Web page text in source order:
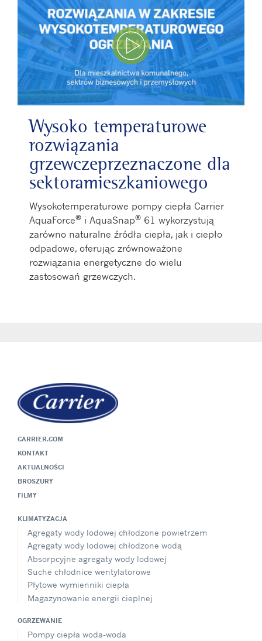
Odtwórz film
Wysoko temperaturowe
rozwiązania
grzewczeprzeznaczone dla
sektoramieszkaniowego
Wysokotemperaturowe pompy ciepła Carrier
AquaForce® i AquaSnap® 61 wykorzystują
zarówno naturalne źródła ciepła, jak i ciepło
odpadowe, oferując zrównoważone
rozwiązania energetyczne do wielu
zastosowań grzewczych.
CARRIER.COM
KONTAKT
AKTUALNOŚCI
BROSZURY
FILMY
KLIMATYZACJA
Agregaty wody lodowej chłodzone powietrzem
Agregaty wody lodowej chłodzone wodą
Absorpcyjne agregaty wody lodowej
Suche chłodnice wentylatorowe
Płytowe wymienniki ciepła
Magazynowanie energii cieplnej
OGRZEWANIE
Pompy ciepła woda-woda